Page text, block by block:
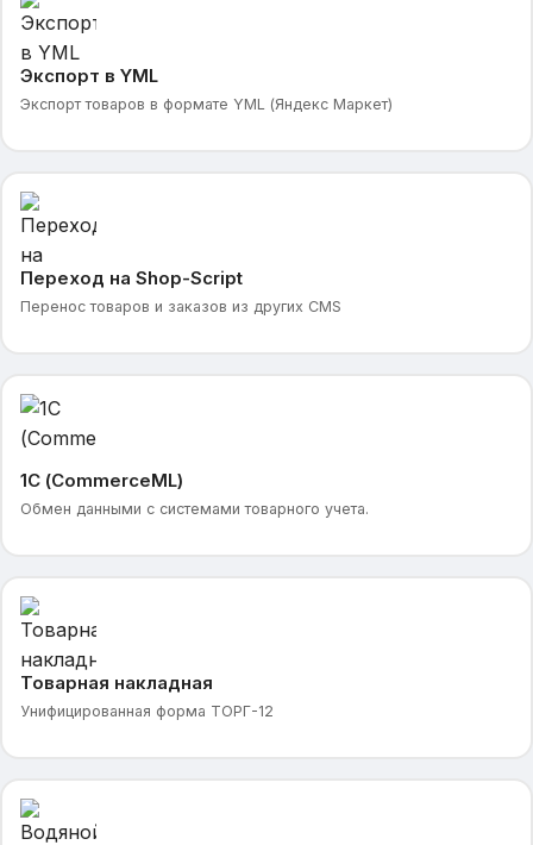
Экспорт в YML
Экспорт товаров в формате YML (Яндекс Маркет)
Переход на Shop-Script
Перенос товаров и заказов из других CMS
1С (CommerceML)
Обмен данными с системами товарного учета.
Товарная накладная
Унифицированная форма ТОРГ-12